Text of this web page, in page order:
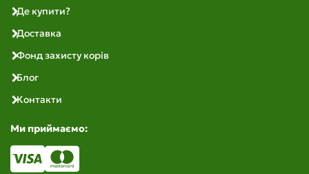
Де купити?
Доставка
Фонд захисту корів
Блог
Контакти
Ми приймаємо: